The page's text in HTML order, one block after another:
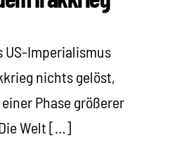
US-Imperialismus
nichts gelöst,
Phase größerer
Welt […]